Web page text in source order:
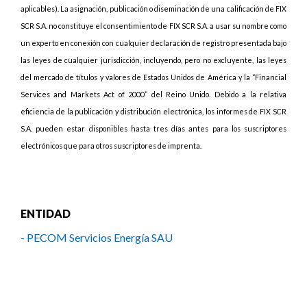
aplicables). La asignación, publicación o diseminación de una calificación de FIX
SCR S.A. no constituye el consentimiento de FIX SCR S.A. a usar su nombre como
un experto en conexión con cualquier declaración de registro presentada bajo
las leyes de cualquier jurisdicción, incluyendo, pero no excluyente, las leyes
del mercado de títulos y valores de Estados Unidos de América y la “Financial
Services and Markets Act of 2000” del Reino Unido. Debido a la relativa
eficiencia de la publicación y distribución electrónica, los informes de FIX SCR
S.A. pueden estar disponibles hasta tres días antes para los suscriptores
electrónicos que para otros suscriptores de imprenta.
ENTIDAD
- PECOM Servicios Energía SAU